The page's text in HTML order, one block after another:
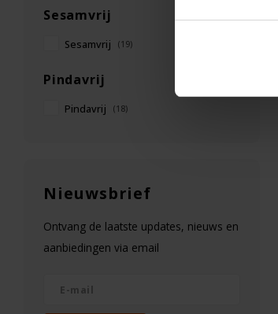
Sesamvrij
Sesamvrij (19)
Pindavrij
Pindavrij (18)
Nieuwsbrief
Ontvang de laatste updates, nieuws en
aanbiedingen via email